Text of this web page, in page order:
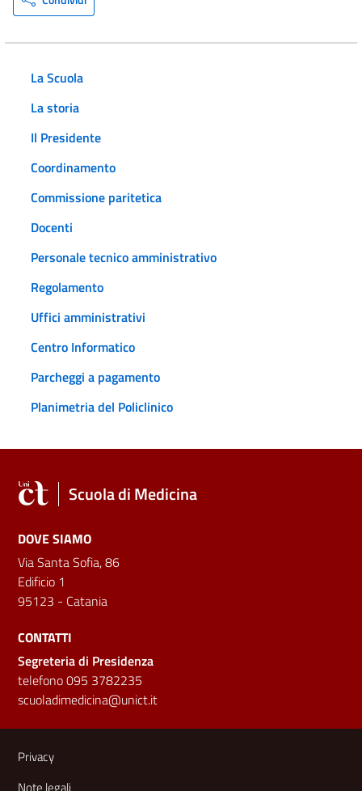
La Scuola
La storia
Il Presidente
Coordinamento
Commissione paritetica
Docenti
Personale tecnico amministrativo
Regolamento
Uffici amministrativi
Centro Informatico
Parcheggi a pagamento
Planimetria del Policlinico
Scuola di Medicina
DOVE SIAMO
Via Santa Sofia, 86
Edificio 1
95123 - Catania
CONTATTI
Segreteria di Presidenza
telefono 095 3782235
scuoladimedicina@unict.it
Link e informazioni utili
Privacy
Note legali